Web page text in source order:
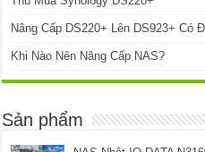
Nâng Cấp DS220+ Lên DS923+ Có
Khi Nào Nên Nâng Cấp NAS?
Sản phẩm